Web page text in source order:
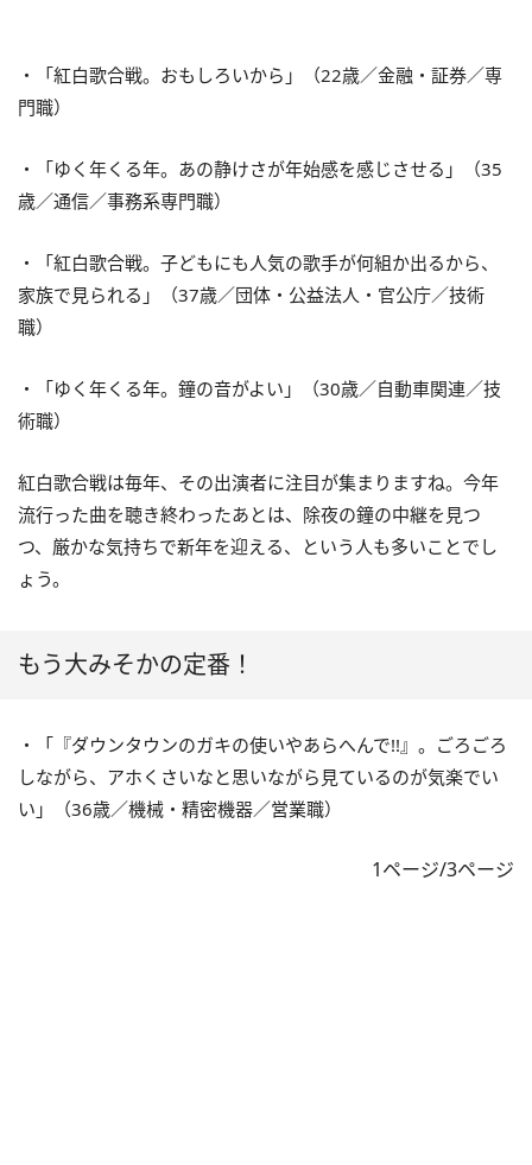
・「紅白歌合戦。おもしろいから」（22歳／金融・証券／専
門職）
・「ゆく年くる年。あの静けさが年始感を感じさせる」（35
歳／通信／事務系専門職）
・「紅白歌合戦。子どもにも人気の歌手が何組か出るから、
家族で見られる」（37歳／団体・公益法人・官公庁／技術
職）
・「ゆく年くる年。鐘の音がよい」（30歳／自動車関連／技
術職）
紅白歌合戦は毎年、その出演者に注目が集まりますね。今年
流行った曲を聴き終わったあとは、除夜の鐘の中継を見つ
つ、厳かな気持ちで新年を迎える、という人も多いことでし
ょう。
もう大みそかの定番！
・「『ダウンタウンのガキの使いやあらへんで!!』。ごろごろ
しながら、アホくさいなと思いながら見ているのが気楽でい
い」（36歳／機械・精密機器／営業職）
1ページ/3ページ